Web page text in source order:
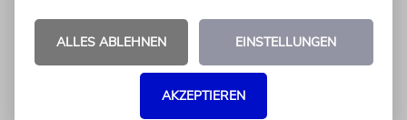
ALLES ABLEHNEN EINSTELLUNGEN
AKZEPTIEREN